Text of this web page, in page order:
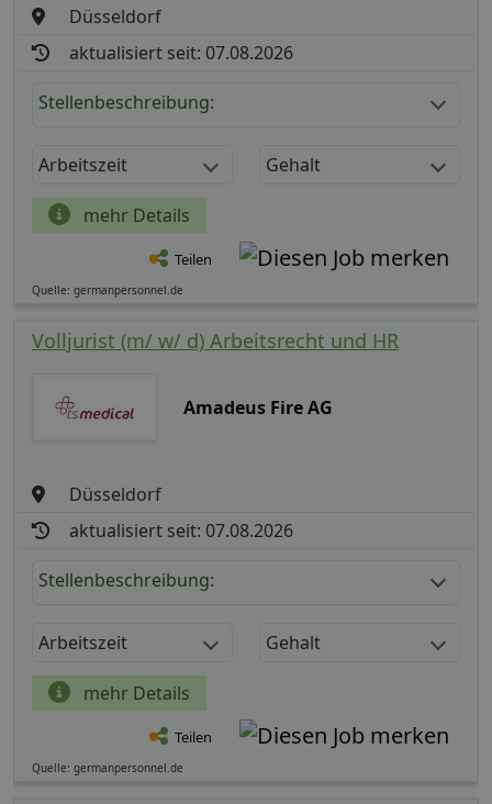
Düsseldorf
aktualisiert seit: 07.08.2026
Stellenbeschreibung:
Arbeitszeit Gehalt
mehr Details
Teilen
Quelle: germanpersonnel.de
Volljurist (m/ w/ d) Arbeitsrecht und HR
Amadeus Fire AG
Düsseldorf
aktualisiert seit: 07.08.2026
Stellenbeschreibung:
Arbeitszeit Gehalt
mehr Details
Teilen
Quelle: germanpersonnel.de